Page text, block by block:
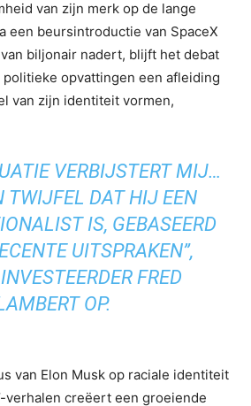
van zijn merk op de lange
een beursintroductie van SpaceX
biljonair nadert, blijft het debat
opvattingen een afleiding
van zijn identiteit vormen,
VERBIJSTERT MIJ…
TWIJFEL DAT HIJ EEN
IS, GEBASEERD
UITSPRAKEN”,
FRED
OP.
van Elon Musk op raciale identiteit
verhalen creëert een groeiende